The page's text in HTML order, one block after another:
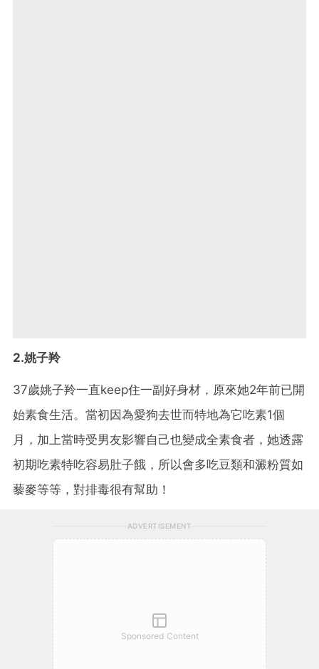
2.姚子羚
37歲姚子羚一直keep住一副好身材，原來她2年前已開
始素食生活。當初因為愛狗去世而特地為它吃素1個
月，加上當時受男友影響自己也變成全素食者，她透露
初期吃素特吃容易肚子餓，所以會多吃豆類和澱粉質如
藜麥等等，對排毒很有幫助！
ADVERTISEMENT
Sponsored Content